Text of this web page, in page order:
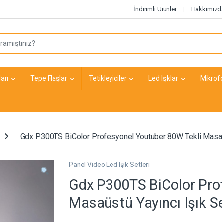
İndirimli Ürünler
Tepe Flaşlar Tetikleyiciler Led Işıklar
Gdx P300TS BiColor Profesyonel Youtuber 80W Tekli
Panel Video Led Işık Setleri
Gdx P300TS BiColor
Masaüstü Yayıncı Işık